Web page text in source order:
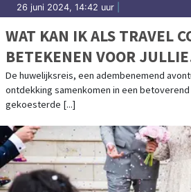
26 juni 2024, 14:42 uur
WAT KAN IK ALS TRAVEL
BETEKENEN VOOR JULLIE
HUWELIJKSREIS?
De huwelijksreis, een adembenemend
ontdekking samenkomen in een betoverend
gekoesterde [...]